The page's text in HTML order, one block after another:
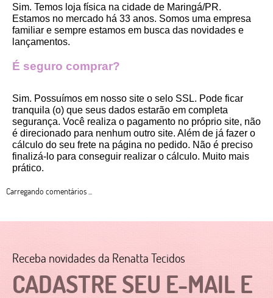
Sim. Temos loja física na cidade de Maringá/PR.
Estamos no mercado há 33 anos. Somos uma empresa
familiar e sempre estamos em busca das novidades e
lançamentos.
É seguro comprar?
Sim. Possuímos em nosso site o selo SSL. Pode ficar
tranquila (o) que seus dados estarão em completa
segurança. Você realiza o pagamento no próprio site, não
é direcionado para nenhum outro site. Além de já fazer o
cálculo do seu frete na página no pedido. Não é preciso
finalizá-lo para conseguir realizar o cálculo. Muito mais
prático.
Carregando comentários ...
CADASTRE SEU E-MAIL E
Receba novidades da Renatta Tecidos